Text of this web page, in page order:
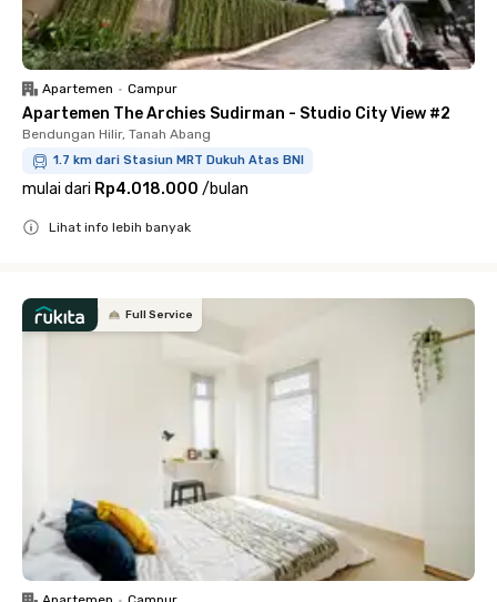
Apartemen • Campur
Apartemen The Archies Sudirman - Studio City View #2
Bendungan Hilir, Tanah Abang
1.7 km dari Stasiun MRT Dukuh Atas BNI
mulai dari Rp4.018.000 /bulan
Lihat info lebih banyak
Full Service